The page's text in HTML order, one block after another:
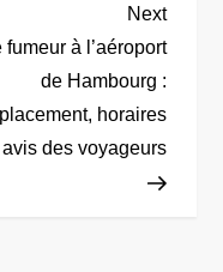
Next
Post
Next
fumeur à l’aéroport
de Hambourg :
horaires
des voyageurs